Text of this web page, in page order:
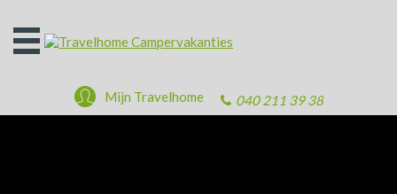
Open
het
040 211 39 38
Mijn Travelhome